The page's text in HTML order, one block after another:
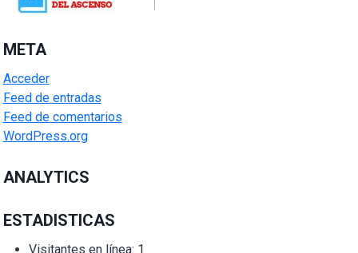
META
Acceder
Feed de entradas
Feed de comentarios
WordPress.org
ANALYTICS
ESTADISTICAS
Visitantes en línea: 1